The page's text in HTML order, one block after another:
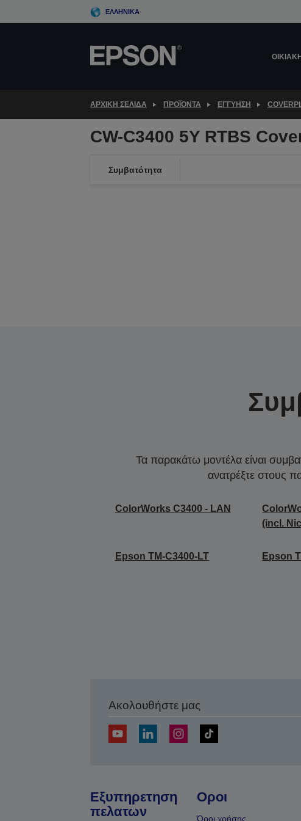
to
ΕΛΛΗΝΙΚΆ
ΑΡΧΙΚΗ ΣΕΛΙΔΑ ΠΡΟΪΌΝΤΑ ΕΓΓΎΗΣΗ
CW-C3400 5Y RTBS
Συμβατότητα
Τα παρακάτω μοντέλα είναι
ανατρέξτε στους
ColorWorks C3400 - LAN
(incl.
Epson TM-C3400-LT Epson
Ακολουθήστε μας
Εξυπηρετηση
πελατων
Οροι
Όροι χρήσης